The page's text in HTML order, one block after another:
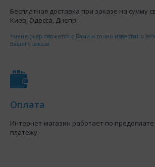
Бесплатная доставка при заказе на сумму
Киев, Одесса, Днепр.
*менеджер свяжется с Вами и точно известит о
Вашего заказа
Оплата
Интернет-магазин работает по
платежу.